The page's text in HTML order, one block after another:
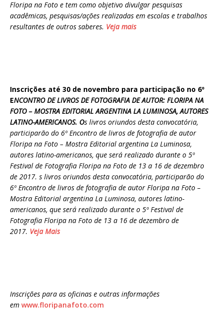
Floripa na Foto e tem como objetivo divulgar pesquisas
acadêmicas, pesquisas/ações realizadas em escolas e trabalhos
resultantes de outros saberes. Veja mais
Inscrições até 30 de novembro para participação no 6º
ENCONTRO DE LIVROS DE FOTOGRAFIA DE AUTOR: FLORIPA NA
FOTO – MOSTRA EDITORIAL ARGENTINA LA LUMINOSA, AUTORES
LATINO-AMERICANOS. Os livros oriundos desta convocatória,
participarão do 6º Encontro de livros de fotografia de autor
Floripa na Foto – Mostra Editorial argentina La Luminosa,
autores latino-americanos, que será realizado durante o 5º
Festival de Fotografia Floripa na Foto de 13 a 16 de dezembro
de 2017. s livros oriundos desta convocatória, participarão do
6º Encontro de livros de fotografia de autor Floripa na Foto –
Mostra Editorial argentina La Luminosa, autores latino-
americanos, que será realizado durante o 5º Festival de
Fotografia Floripa na Foto de 13 a 16 de dezembro de
2017. Veja Mais
Inscrições para as oficinas e outras informações
em www.floripanafoto.com